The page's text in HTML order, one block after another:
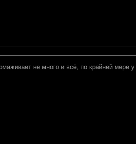
не много и всё, по крайней мере